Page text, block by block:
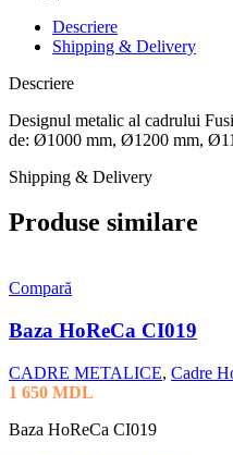
Descriere
Shipping & Delivery
Descriere
Designul metalic al cadrului
de: Ø1000 mm, Ø1200 mm,
Shipping & Delivery
Produse similare
Compară
Baza HoReCa CI019
CADRE METALICE, Cadre
1 650 MDL
Baza HoReCa CI019